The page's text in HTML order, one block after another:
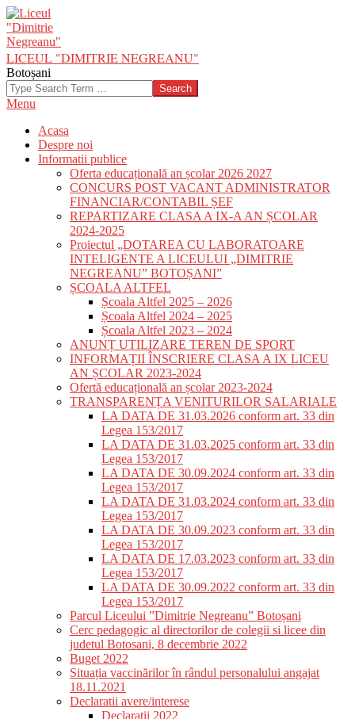
Skip
to
content
LICEUL "DIMITRIE NEGREANU"
Botoșani
Search
Primary
Menu
Menu
Acasa
Despre noi
Informatii publice
Oferta educațională an școlar 2026 2027
CONCURS POST VACANT ADMINISTRATOR
FINANCIAR/CONTABIL ȘEF
REPARTIZARE CLASA A IX-A AN ȘCOLAR
2024-2025
Proiectul „DOTAREA CU LABORATOARE
INTELIGENTE A LICEULUI „DIMITRIE
NEGREANU” BOTOȘANI”
ȘCOALA ALTFEL
Școala Altfel 2025 – 2026
Școala Altfel 2024 – 2025
Școala Altfel 2023 – 2024
ANUNȚ UTILIZARE TEREN DE SPORT
INFORMAȚII ÎNSCRIERE CLASA A IX LICEU
AN ȘCOLAR 2023-2024
Ofertă educațională an școlar 2023-2024
TRANSPARENȚA VENITURILOR SALARIALE
LA DATA DE 31.03.2026 conform art. 33 din
Legea 153/2017
LA DATA DE 31.03.2025 conform art. 33 din
Legea 153/2017
LA DATA DE 30.09.2024 conform art. 33 din
Legea 153/2017
LA DATA DE 31.03.2024 conform art. 33 din
Legea 153/2017
LA DATA DE 30.09.2023 conform art. 33 din
Legea 153/2017
LA DATA DE 17.03.2023 conform art. 33 din
Legea 153/2017
LA DATA DE 30.09.2022 conform art. 33 din
Legea 153/2017
Parcul Liceului ”Dimitrie Negreanu” Botoșani
Cerc pedagogic al directorilor de colegii si licee din
judetul Botosani, 8 decembrie 2022
Buget 2022
Situația vaccinărilor în rândul personalului angajat
18.11.2021
Declaratii avere/interese
Declaratii 2022